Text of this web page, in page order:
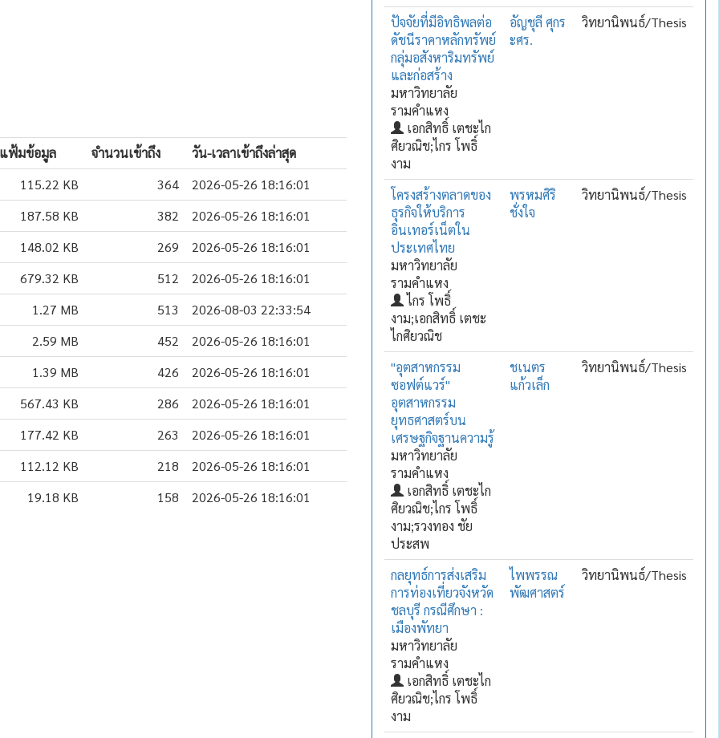
ฟ้มข้อมูล จำนวนเข้าถึง
วัน-เวลาเข้าถึงล่าสุด
115.22 KB 364
2026-05-26 18:16:01
187.58 KB 382
2026-05-26 18:16:01
148.02 KB 269
2026-05-26 18:16:01
679.32 KB 512
2026-05-26 18:16:01
1.27 MB 513
2026-08-03 22:33:54
2.59 MB 452
2026-05-26 18:16:01
1.39 MB 426
2026-05-26 18:16:01
567.43 KB 286
2026-05-26 18:16:01
177.42 KB 263
2026-05-26 18:16:01
112.12 KB 218
2026-05-26 18:16:01
19.18 KB 158 2026-05-26 18:16:01
ปัจจัยที่มีอิทธิพลต่อ
ดัชนีราคาหลักทรัพย์
กลุ่มอสังหาริมทรัพย์
และก่อสร้าง
มหาวิทยาลัย
รามคำแหง
เอกสิทธิ์ เตชะไก
ศิยวณิช;ไกร โพธิ์
งาม
อัญชุลี ศุกร
ะศร.
วิทยานิพนธ์/Thesis
โครงสร้างตลาดของ
ธุรกิจให้บริการ
อินเทอร์เน็ตใน
ประเทศไทย
มหาวิทยาลัย
รามคำแหง
ไกร โพธิ์
งาม;เอกสิทธิ์ เตชะ
ไกศิยวณิช
พรหมศิริ
ชั่งใจ
วิทยานิพนธ์/Thesis
"อุตสาหกรรม
ซอฟต์แวร์"
อุตสาหกรรม
ยุทธศาสตร์บน
เศรษฐกิจฐานความรู้
มหาวิทยาลัย
รามคำแหง
เอกสิทธิ์ เตชะไก
ศิยวณิช;ไกร โพธิ์
งาม;รวงทอง ชัย
ประสพ
ชเนตร
แก้วเล็ก
วิทยานิพนธ์/Thesis
กลยุทธ์การส่งเสริม
การท่องเที่ยวจังหวัด
ชลบุรี กรณีศึกษา :
เมืองพัทยา
มหาวิทยาลัย
รามคำแหง
เอกสิทธิ์ เตชะไก
ศิยวณิช;ไกร โพธิ์
งาม
ไพพรรณ
พัฒศาสตร์
วิทยานิพนธ์/Thesis